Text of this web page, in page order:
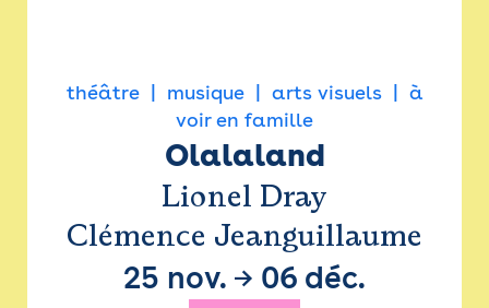
théâtre musique arts visuels
à
voir en famille
Olalaland
Lionel Dray
Clémence Jeanguillaume
25 nov. → 06 déc.